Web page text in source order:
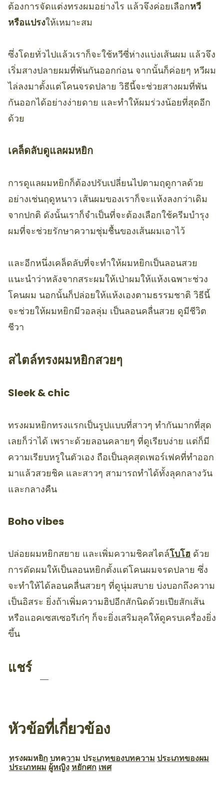
ต้องการจัดแต่งทรงผมอย่างไร แล้วจึงค่อยเลือกหวี
หรือแปรงให้เหมาะสม
ซึ่งโดยทั่วไปแล้วเราก็จะใช้หวีซี่ห่างแบ่งเส้นผม แล้วจึง
เริ่มสางปลายผมที่พันกันออกก่อน จากนั้นก็ค่อยๆ หวีผม
ไล่ลงมาตั้งแต่โคนจรดปลาย วิธีนี้จะช่วยสางผมที่พัน
กันออกได้อย่างง่ายดาย และทำให้ผมร่วงน้อยที่สุดอีก
ด้วย
เคล็ดลับดูแลผมหยิก
การดูแลผมหยิกก็ต้องปรับเปลี่ยนไปตามฤดูกาลด้วย
อย่างเช่นฤดูหนาว เส้นผมของเราก็จะแห้งลงกว่าเดิม
จากปกติ ดังนั้นเราก็จำเป็นที่จะต้องเลือกใช้ครีมบำรุง
ผมที่จะช่วยรักษาความชุ่มชื้นของเส้นผมเอาไว้
และอีกหนึ่งเคล็ดลับที่จะทำให้ผมหยิกเป็นลอนสวย
แนะนำว่าหลังจากสระผมให้เป่าผมให้แห้งเฉพาะช่วง
โคนผม นอกนั้นก็ปล่อยให้แห้งเองตามธรรมชาติ วิธีนี้
จะช่วยให้ผมหยิกมีวอลลุ่ม เป็นลอนคลื่นสวย ดูมีชีวิต
ชีวา
สไตล์ทรงผมหยิกสวยๆ
Sleek & chic
ทรงผมหยิกทรงแรกเป็นรูปแบบที่สาวๆ ทำกันมากที่สุด
เลยก็ว่าได้ เพราะด้วยลอนคลายๆ ที่ดูเรียบง่าย แต่ก็มี
ความเรียบหรูในตัวเอง ถือเป็นลุคสุดเพอร์เฟคที่ทำออก
มาแล้วสวยชิค และสาวๆ สามารถทำได้ทั้งลุคกลางวัน
และกลางคืน
Boho vibes
ปล่อยผมหยิกสยาย และเพิ่มความชิคสไตล์โบโฮ ด้วย
การดัดผมให้เป็นลอนหยิกตั้งแต่โคนผมจรดปลาย ซึ่ง
จะทำให้ได้ลอนคลื่นสวยๆ ที่ดูนุ่มสบาย บ่งบอกถึงความ
เป็นอิสระ ยิ่งถ้าเพิ่มความฮิปอีกสักนิดด้วยเปียสักเส้น
หรือแอคเซสเซอรีเก๋ๆ ก็จะยิ่งเสริมลุคให้ดูครบเครื่องยิ่ง
ขึ้น
แชร์
หัวข้อที่เกี่ยวข้อง
ทรงผมหยิก บทความ ประเภทของบทความ ประเภทของผม
ประเภทผม ผู้หญิง หยักศก เพศ